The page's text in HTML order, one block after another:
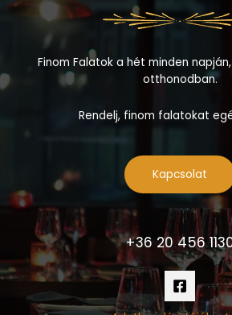
Finom Falatok a hét minden
otthonodban.
Rendelj, finom falatokat
Kapcsolat
+36 20 456